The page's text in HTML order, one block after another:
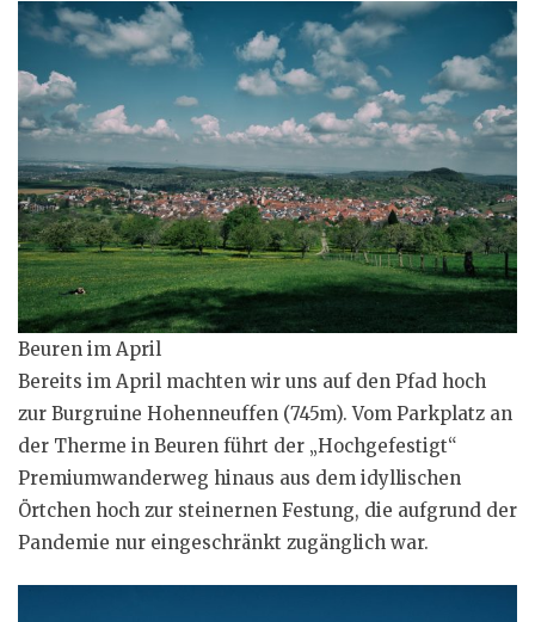
Beuren im April
Bereits im April machten wir uns auf den Pfad hoch
zur Burgruine Hohenneuffen (745m). Vom Parkplatz an
der Therme in Beuren führt der „Hochgefestigt“
Premiumwanderweg hinaus aus dem idyllischen
Örtchen hoch zur steinernen Festung, die aufgrund der
Pandemie nur eingeschränkt zugänglich war.